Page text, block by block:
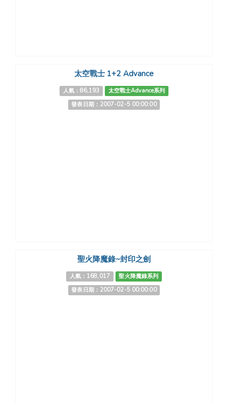
太空戰士 1+2 Advance
人氣：86,193
太空戰士Advance系列
發表日期：2007-02-5 00:00:00
聖火降魔錄~封印之劍
人氣：168,017
聖火降魔錄系列
發表日期：2007-02-5 00:00:00